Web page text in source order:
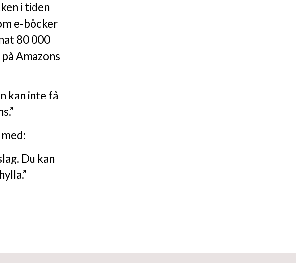
i tiden
e-böcker
80 000
Amazons
kan inte få
Du kan